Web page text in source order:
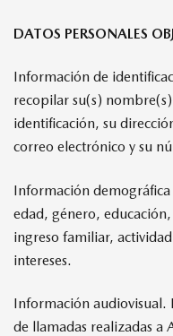
DATOS PERSONALES
Información de
recopilar su(s)
identificación, su
correo electrónico y su
Información
edad, género,
ingreso familiar,
intereses.
Información audiovisual.
de llamadas realizadas a